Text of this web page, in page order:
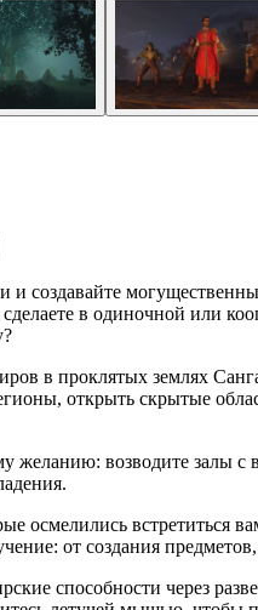
создавайте
в одиночной или
в проклятых землях
открыть скрытые
желанию: возводите
осмелились встретиться
от создания
способности через